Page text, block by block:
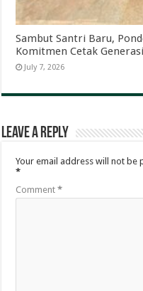
Sambut Santri Baru,
Komitmen Cetak
July 7, 2026
Leave a Reply
Your email address will not be
*
Comment*